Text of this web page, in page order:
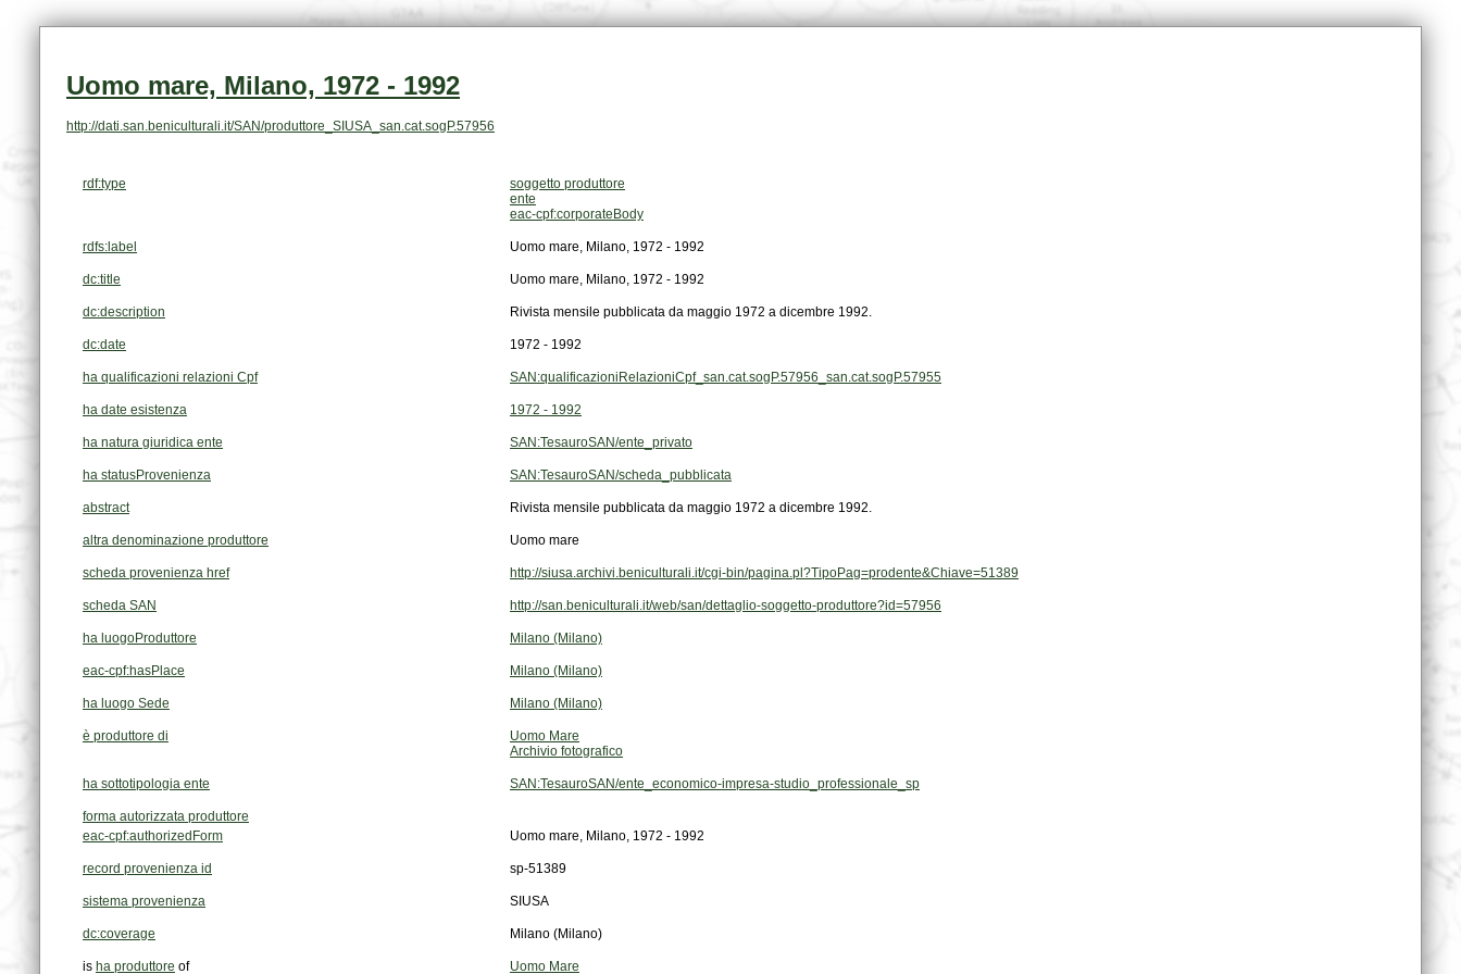
Uomo mare, Milano, 1972 - 1992
http://dati.san.beniculturali.it/SAN/produttore_SIUSA_san.cat.sogP.57956
rdf:type
soggetto produttore
ente
eac-cpf:corporateBody
rdfs:label Uomo mare, Milano, 1972 - 1992
dc:title Uomo mare, Milano, 1972 - 1992
dc:description Rivista mensile pubblicata da maggio 1972 a dicembre 1992.
dc:date 1972 - 1992
ha qualificazioni relazioni Cpf SAN:qualificazioniRelazioniCpf_san.cat.sogP.57956_san.cat.sogP.57955
ha date esistenza 1972 - 1992
ha natura giuridica ente SAN:TesauroSAN/ente_privato
ha statusProvenienza SAN:TesauroSAN/scheda_pubblicata
abstract Rivista mensile pubblicata da maggio 1972 a dicembre 1992.
altra denominazione produttore Uomo mare
scheda provenienza href http://siusa.archivi.beniculturali.it/cgi-bin/pagina.pl?TipoPag=prodente&Chiave=51389
scheda SAN http://san.beniculturali.it/web/san/dettaglio-soggetto-produttore?id=57956
ha luogoProduttore Milano (Milano)
eac-cpf:hasPlace Milano (Milano)
ha luogo Sede Milano (Milano)
è produttore di
Uomo Mare
Archivio fotografico
ha sottotipologia ente SAN:TesauroSAN/ente_economico-impresa-studio_professionale_sp
forma autorizzata produttore
eac-cpf:authorizedForm
Uomo mare, Milano, 1972 - 1992
record provenienza id sp-51389
sistema provenienza SIUSA
dc:coverage Milano (Milano)
is ha produttore of Uomo Mare